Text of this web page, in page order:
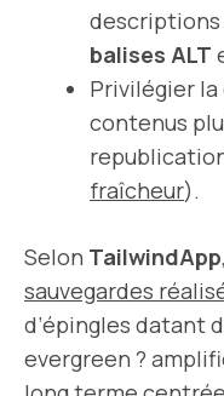
descriptions
balises ALT
Privilégier
contenus
fraîcheur).
Selon TailwindApp
sauvegardes
d’épingles datant
evergreen ?